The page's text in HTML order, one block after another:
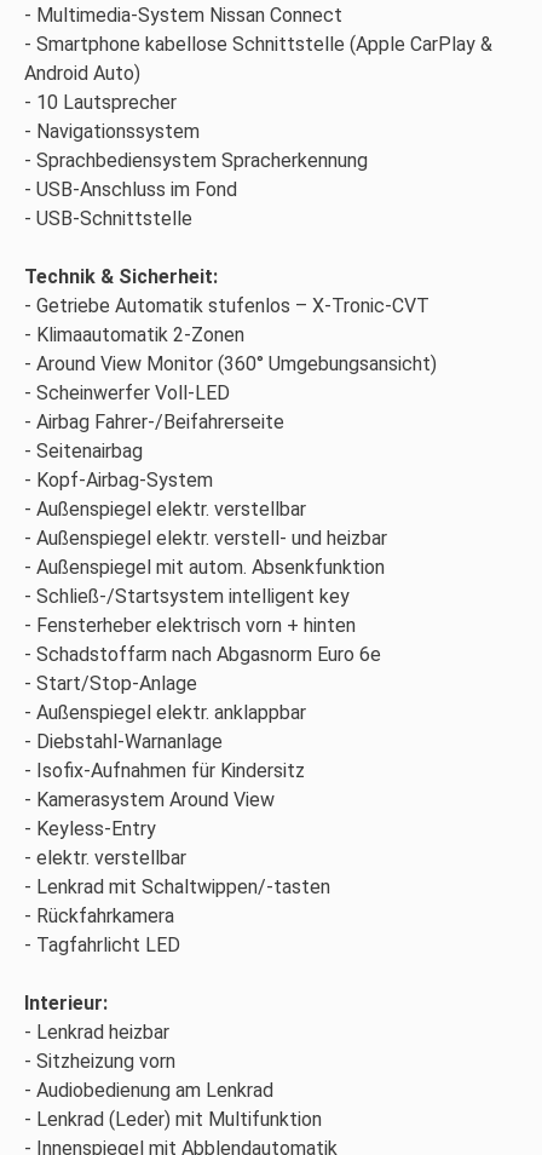
Multimedia-System Nissan Connect
Smartphone kabellose Schnittstelle (Apple CarPlay &
Android Auto)
10 Lautsprecher
Navigationssystem
Sprachbediensystem Spracherkennung
USB-Anschluss im Fond
USB-Schnittstelle
Technik & Sicherheit:
Getriebe Automatik stufenlos – X-Tronic-CVT
Klimaautomatik 2-Zonen
Around View Monitor (360° Umgebungsansicht)
Scheinwerfer Voll-LED
Airbag Fahrer-/Beifahrerseite
Seitenairbag
Kopf-Airbag-System
Außenspiegel elektr. verstellbar
Außenspiegel elektr. verstell- und heizbar
Außenspiegel mit autom. Absenkfunktion
Schließ-/Startsystem intelligent key
Fensterheber elektrisch vorn + hinten
Schadstoffarm nach Abgasnorm Euro 6e
Start/Stop-Anlage
Außenspiegel elektr. anklappbar
Diebstahl-Warnanlage
Isofix-Aufnahmen für Kindersitz
Kamerasystem Around View
Keyless-Entry
elektr. verstellbar
Lenkrad mit Schaltwippen/-tasten
Rückfahrkamera
Tagfahrlicht LED
Interieur:
Lenkrad heizbar
Sitzheizung vorn
Audiobedienung am Lenkrad
Lenkrad (Leder) mit Multifunktion
Innenspiegel mit Abblendautomatik